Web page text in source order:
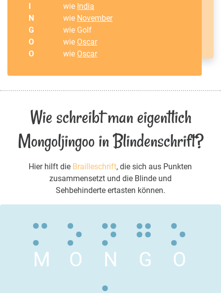
wie India
N
wie November
G
wie Golf
O
wie Oscar
O
wie Oscar
Wie schreibt man eigentlich
Mongoljingoo in Blindenschrift?
Hier hilft die Brailleschrift, die sich aus Punkten
zusammensetzt und die Blinde und
Sehbehinderte ertasten können.
M O N G O